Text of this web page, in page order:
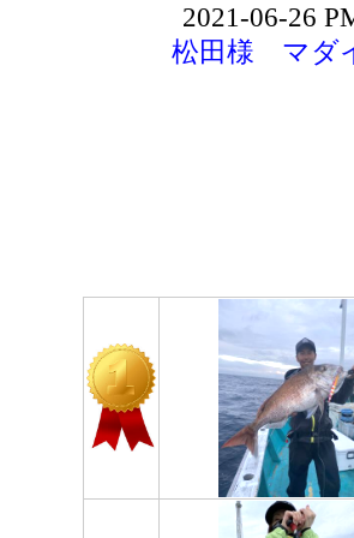
2021-06-26
松田様 マダ